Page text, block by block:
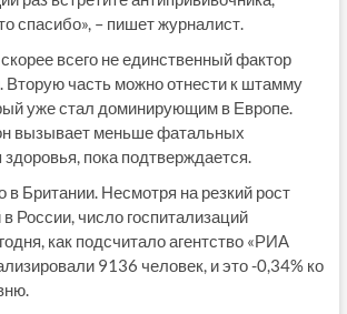
спасибо», – пишет журналист.
всего не единственный фактор
Вторую часть можно отнести к штамму
уже стал доминирующим в Европе.
вызывает меньше фатальных
пока подтверждается.
в Британии. Несмотря на резкий рост
России, число госпитализаций
как подсчитало агентство «РИА
9136 человек, и это -0,34% ко